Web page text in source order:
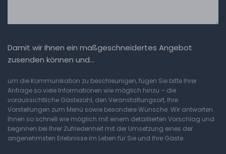
Damit wir Ihnen ein maßgeschneidertes Angebot
zusenden können und…
um die Kommunikation zu beschleunigen, fügen Sie bitte Ihrer
Anfrage so viele Informationen wie möglich hinzu – die
voraussichtliche Gästezahl, den Veranstaltungsort, Ihre
Vorstellungen zum Menü sowie besondere Wünsche. Wir antworten
Ihnen so schnell wie möglich mit einem detaillierten Vorschlag und
beginnen bei Ihrer Zufriedenheit mit der Umsetzung eines der
angenehmsten Erlebnisse im Leben für Sie und Ihre Gäste.